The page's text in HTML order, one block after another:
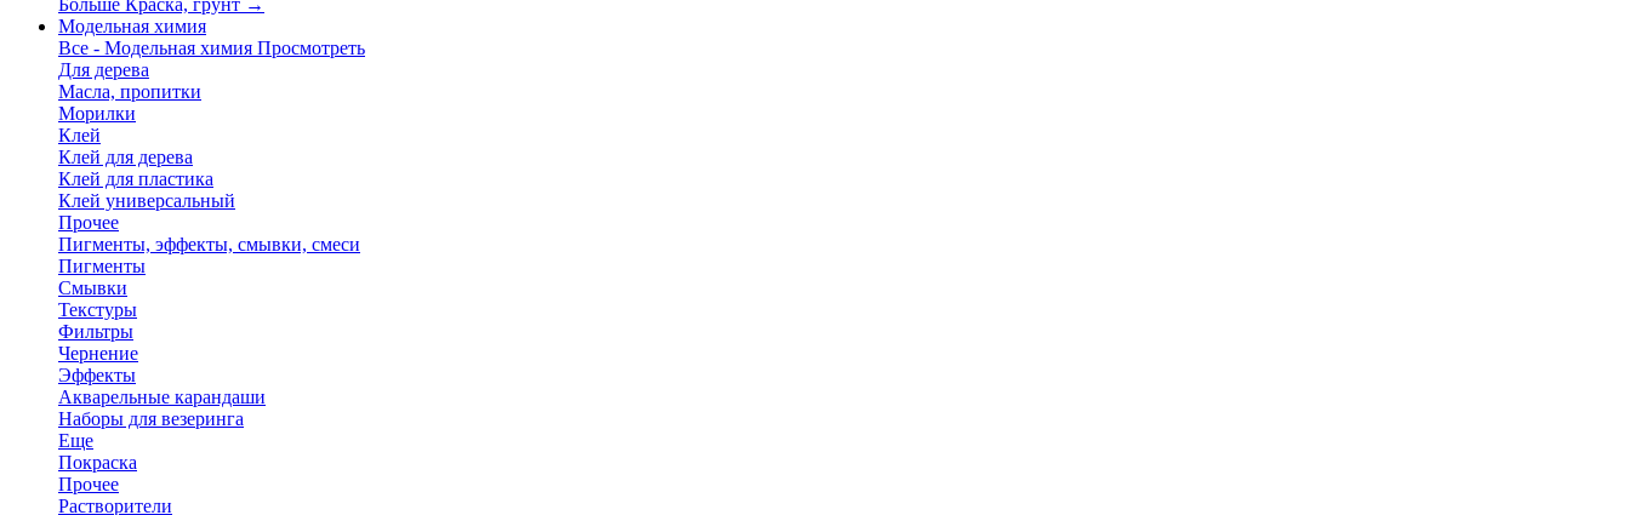
Больше Краска, грунт →
Модельная химия
Все - Модельная химия Просмотреть
Для дерева
Масла, пропитки
Морилки
Клей
Клей для дерева
Клей для пластика
Клей универсальный
Прочее
Пигменты, эффекты, смывки, смеси
Пигменты
Смывки
Текстуры
Фильтры
Чернение
Эффекты
Акварельные карандаши
Наборы для везеринга
Еще
Покраска
Прочее
Растворители